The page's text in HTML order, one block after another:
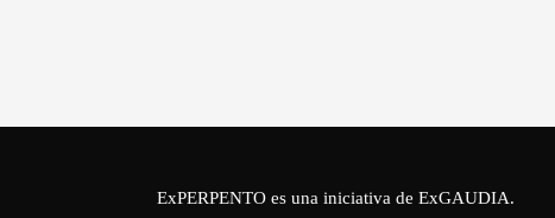
ExPERPENTO es una iniciativa de ExGAUDIA.